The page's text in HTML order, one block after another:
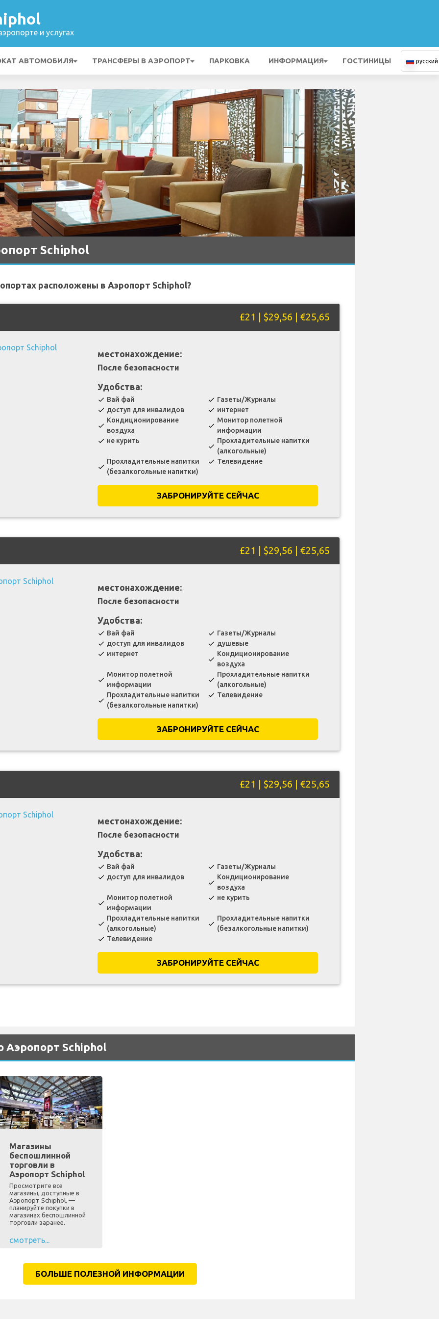
и услугах
АВТОМОБИЛЯ ТРАНСФЕРЫ В АЭРОПОРТ ПАРКОВКА ИНФОРМАЦИЯ ГОСТИНИЦЫ русский
Schiphol
расположены в Аэропорт Schiphol?
£21 | $29,56 | €25,65
местонахождение:
После безопасности
Удобства:
check Вай фай check Газеты/Журналы
check доступ для инвалидов check интернет
check
Кондиционирование
воздуха
check
Монитор полетной
информации
check не курить
check
Прохладительные напитки
(алкогольные)
check
Прохладительные напитки
(безалкогольные напитки)
check Телевидение
ЗАБРОНИРУЙТЕ СЕЙЧАС
£21 | $29,56 | €25,65
местонахождение:
После безопасности
Удобства:
check Вай фай check Газеты/Журналы
check доступ для инвалидов check душевые
check интернет
check
Кондиционирование
воздуха
check
Монитор полетной
информации
check
Прохладительные напитки
(алкогольные)
check
Прохладительные напитки
(безалкогольные напитки)
check Телевидение
ЗАБРОНИРУЙТЕ СЕЙЧАС
£21 | $29,56 | €25,65
местонахождение:
После безопасности
Удобства:
check Вай фай check Газеты/Журналы
check доступ для инвалидов
check
Кондиционирование
воздуха
check
Монитор полетной
информации
check не курить
check
Прохладительные напитки
(алкогольные)
check
Прохладительные напитки
(безалкогольные напитки)
check Телевидение
ЗАБРОНИРУЙТЕ СЕЙЧАС
Аэропорт Schiphol
Магазины
беспошлинной
торговли в
Аэропорт Schiphol
Просмотрите все
магазины, доступные в
Аэропорт Schiphol, —
планируйте покупки в
магазинах беспошлинной
торговли заранее.
смотреть...
БОЛЬШЕ ПОЛЕЗНОЙ ИНФОРМАЦИИ